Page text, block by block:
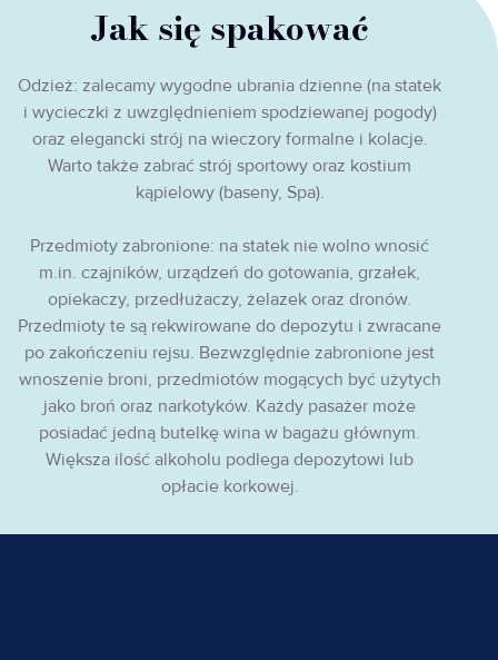
Jak się spakować
Odzież: zalecamy wygodne ubrania dzienne (na statek
i wycieczki z uwzględnieniem spodziewanej pogody)
oraz elegancki strój na wieczory formalne i kolacje.
Warto także zabrać strój sportowy oraz kostium
kąpielowy (baseny, Spa).
Przedmioty zabronione: na statek nie wolno wnosić
m.in. czajników, urządzeń do gotowania, grzałek,
opiekaczy, przedłużaczy, żelazek oraz dronów.
Przedmioty te są rekwirowane do depozytu i zwracane
po zakończeniu rejsu. Bezwzględnie zabronione jest
wnoszenie broni, przedmiotów mogących być użytych
jako broń oraz narkotyków. Każdy pasażer może
posiadać jedną butelkę wina w bagażu głównym.
Większa ilość alkoholu podlega depozytowi lub
opłacie korkowej.